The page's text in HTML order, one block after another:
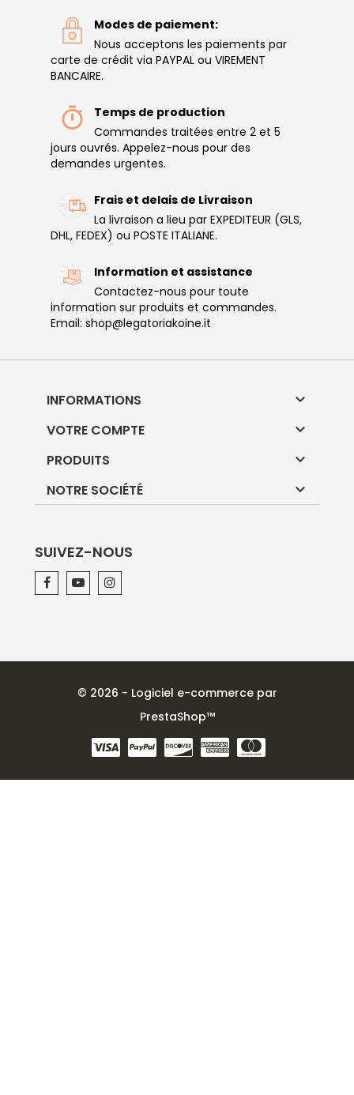
Modes de paiement:
Nous acceptons les paiements par
carte de crédit via PAYPAL ou VIREMENT
BANCAIRE.
Temps de production
Commandes traitées entre 2 et 5
jours ouvrés. Appelez-nous pour des
demandes urgentes.
Frais et delais de Livraison
La livraison a lieu par EXPEDITEUR (GLS,
DHL, FEDEX) ou POSTE ITALIANE.
Information et assistance
Contactez-nous pour toute
information sur produits et commandes.
Email: shop@legatoriakoine.it
INFORMATIONS 
VOTRE COMPTE 
PRODUITS 
NOTRE SOCIÉTÉ 
SUIVEZ-NOUS
© 2026 - Logiciel e-commerce par
PrestaShop™